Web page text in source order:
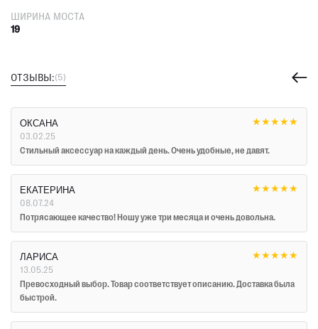
ШИРИНА МОСТА
19
ОТЗЫВЫ:(5)
ОКСАНА
03.02.25
★★★★★
Стильный аксессуар на каждый день. Очень удобные, не давят.
ЕКАТЕРИНА
08.07.24
★★★★★
Потрясающее качество! Ношу уже три месяца и очень довольна.
ЛАРИСА
13.05.25
★★★★★
Превосходный выбор. Товар соответствует описанию. Доставка была
быстрой.